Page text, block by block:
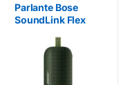
Parlante Bose
SoundLink Flex